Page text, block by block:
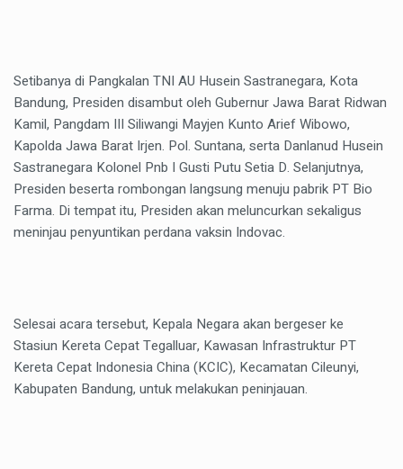
Setibanya di Pangkalan TNI AU Husein Sastranegara, Kota
Bandung, Presiden disambut oleh Gubernur Jawa Barat Ridwan
Kamil, Pangdam III Siliwangi Mayjen Kunto Arief Wibowo,
Kapolda Jawa Barat Irjen. Pol. Suntana, serta Danlanud Husein
Sastranegara Kolonel Pnb I Gusti Putu Setia D. Selanjutnya,
Presiden beserta rombongan langsung menuju pabrik PT Bio
Farma. Di tempat itu, Presiden akan meluncurkan sekaligus
meninjau penyuntikan perdana vaksin Indovac.
Selesai acara tersebut, Kepala Negara akan bergeser ke
Stasiun Kereta Cepat Tegalluar, Kawasan Infrastruktur PT
Kereta Cepat Indonesia China (KCIC), Kecamatan Cileunyi,
Kabupaten Bandung, untuk melakukan peninjauan.